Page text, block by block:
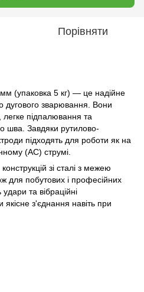
Порівняти
(упаковка 5 кг) — це надійне
дугового зварювання. Вони
легке підпалювання та
шва. Завдяки рутилово-
підходять для роботи як на
(AC) струмі.
зі сталі з межею
для побутових і професійних
та вібраційні
з'єднання навіть при